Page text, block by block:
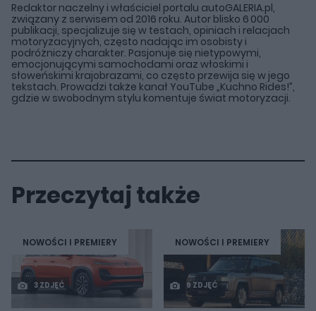
Redaktor naczelny i właściciel portalu autoGALERIA.pl,
związany z serwisem od 2016 roku. Autor blisko 6 000
publikacji, specjalizuje się w testach, opiniach i relacjach
motoryzacyjnych, często nadając im osobisty i
podróżniczy charakter. Pasjonuje się nietypowymi,
emocjonującymi samochodami oraz włoskimi i
słoweńskimi krajobrazami, co często przewija się w jego
tekstach. Prowadzi także kanał YouTube „Kuchno Rides!”,
gdzie w swobodnym stylu komentuje świat motoryzacji.
Przeczytaj także
NOWOŚCI I PREMIERY
3 ZDJĘĆ
NOWOŚCI I PREMIERY
9 ZDJĘĆ